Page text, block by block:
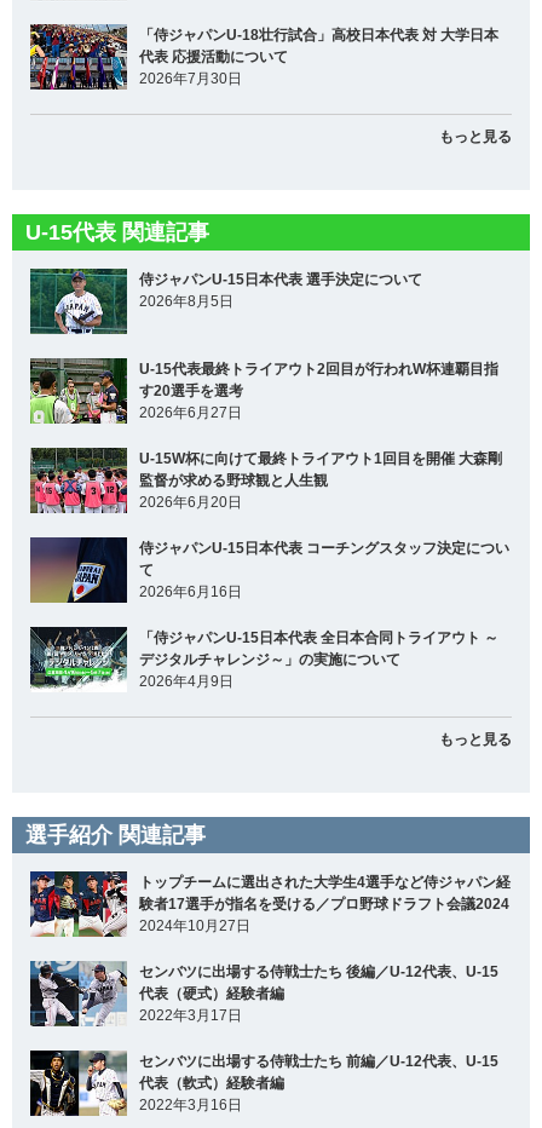
「侍ジャパンU-18壮行試合」高校日本代表 対 大学日本
代表 応援活動について
2026年7月30日
もっと見る
U-15代表 関連記事
侍ジャパンU-15日本代表 選手決定について
2026年8月5日
U-15代表最終トライアウト2回目が行われW杯連覇目指
す20選手を選考
2026年6月27日
U-15W杯に向けて最終トライアウト1回目を開催 大森剛
監督が求める野球観と人生観
2026年6月20日
侍ジャパンU-15日本代表 コーチングスタッフ決定につい
て
2026年6月16日
「侍ジャパンU-15日本代表 全日本合同トライアウト ～
デジタルチャレンジ～」の実施について
2026年4月9日
もっと見る
選手紹介 関連記事
トップチームに選出された大学生4選手など侍ジャパン経
験者17選手が指名を受ける／プロ野球ドラフト会議2024
2024年10月27日
センバツに出場する侍戦士たち 後編／U-12代表、U-15
代表（硬式）経験者編
2022年3月17日
センバツに出場する侍戦士たち 前編／U-12代表、U-15
代表（軟式）経験者編
2022年3月16日